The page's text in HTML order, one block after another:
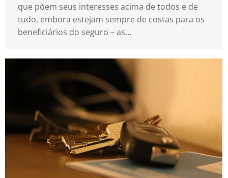
que põem seus interesses acima de todos e de
tudo, embora estejam sempre de costas para os
beneficiários do seguro – as…